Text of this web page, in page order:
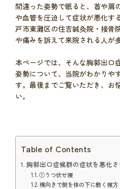
間違った姿勢で眠ると、首や肩
や血管を圧迫して症状が悪化す
戸市東灘区の住吉鍼灸院・接骨
や痛みを訴えて来院される人が
本ページでは、そんな胸郭出口
姿勢について、当院がわかりや
す。最後までご覧いただき、お
い。
Table of Contents
胸郭出口症候群の症状を悪化
①うつ伏せ寝
横向きで腕を体の下に敷く寝方